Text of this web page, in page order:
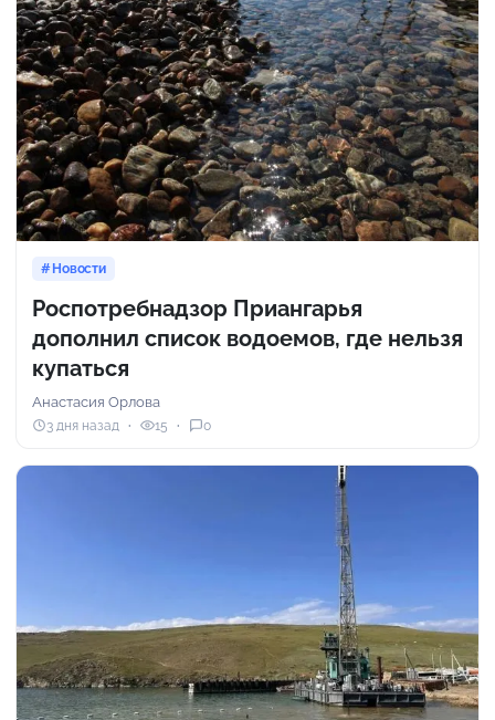
Новости
Роспотребнадзор Приангарья
дополнил список водоемов, где нельзя
купаться
Анастасия Орлова
3 дня назад 15 0